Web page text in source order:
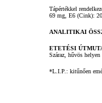
Tápértékkel
69 mg, E6 (Cink):
ANALITIKAI
ETETÉSI
Száraz, hűvös helyen
*L.I.P.: kitűnően